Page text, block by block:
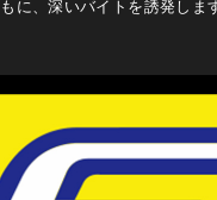
に、深いバイトを誘発しま